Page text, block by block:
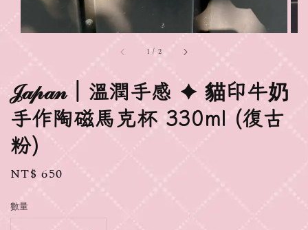
1 / 2
𝒥𝒶𝓅𝒶𝓃｜溫潤手感 ✦ 貓印牛奶
手作陶磁馬克杯 330ml (復古
粉)
Regular
NT$ 650
數量